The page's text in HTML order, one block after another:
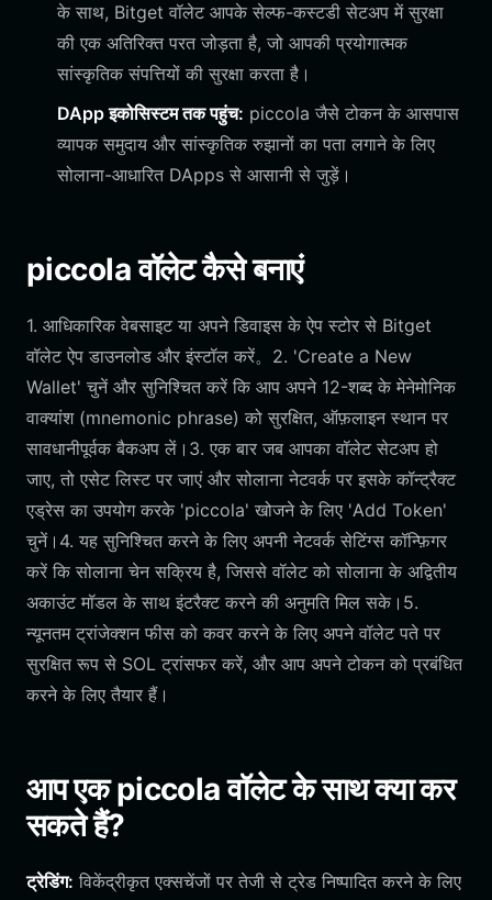
के साथ, Bitget वॉलेट आपके सेल्फ-कस्टडी सेटअप में सुरक्षा
की एक अतिरिक्त परत जोड़ता है, जो आपकी प्रयोगात्मक
सांस्कृतिक संपत्तियों की सुरक्षा करता है।
DApp इकोसिस्टम तक पहुंच: piccola जैसे टोकन के आसपास
व्यापक समुदाय और सांस्कृतिक रुझानों का पता लगाने के लिए
सोलाना-आधारित DApps से आसानी से जुड़ें।
piccola वॉलेट कैसे बनाएं
1. आधिकारिक वेबसाइट या अपने डिवाइस के ऐप स्टोर से Bitget
वॉलेट ऐप डाउनलोड और इंस्टॉल करें。2. 'Create a New
Wallet' चुनें और सुनिश्चित करें कि आप अपने 12-शब्द के मेनेमोनिक
वाक्यांश (mnemonic phrase) को सुरक्षित, ऑफ़लाइन स्थान पर
सावधानीपूर्वक बैकअप लें।3. एक बार जब आपका वॉलेट सेटअप हो
जाए, तो एसेट लिस्ट पर जाएं और सोलाना नेटवर्क पर इसके कॉन्ट्रैक्ट
एड्रेस का उपयोग करके 'piccola' खोजने के लिए 'Add Token'
चुनें।4. यह सुनिश्चित करने के लिए अपनी नेटवर्क सेटिंग्स कॉन्फ़िगर
करें कि सोलाना चेन सक्रिय है, जिससे वॉलेट को सोलाना के अद्वितीय
अकाउंट मॉडल के साथ इंटरैक्ट करने की अनुमति मिल सके।5.
न्यूनतम ट्रांजेक्शन फीस को कवर करने के लिए अपने वॉलेट पते पर
सुरक्षित रूप से SOL ट्रांसफर करें, और आप अपने टोकन को प्रबंधित
करने के लिए तैयार हैं।
आप एक piccola वॉलेट के साथ क्या कर
सकते हैं?
ट्रेडिंग: विकेंद्रीकृत एक्सचेंजों पर तेजी से ट्रेड निष्पादित करने के लिए